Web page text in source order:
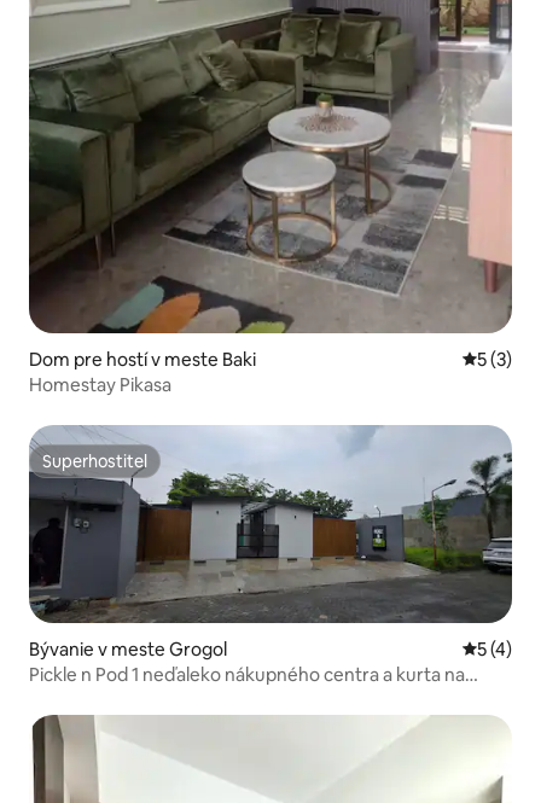
Dom pre hostí v meste Baki
5 (3)
Homestay Pikasa
Superhostiteľ
Superhostiteľ
Bývanie v meste Grogol
5 (4)
Pickle n Pod 1 neďaleko nákupného centra a kurta na